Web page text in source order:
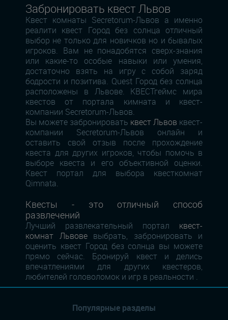
Забронировать квест Львов
Квест комнаты Secretorum-Львов а именно
реалити квест Город без солнца отличный
выбор не только для новичков но и бывалых
игроков. Вам не понадобятся сверх-знания
или какие-то особые навыки или умения,
достаточно взять на игру с собой заряд
бодрости и позитива. Quest Город без солнца
расположены в Львове. КВЕСТгеймс мира
квестов от портала кимната и квест-
компании Secretorum-Львов.
Вы можете забронировать квест Львов квест-
компании Secretorum-Львов онлайн и
оставить свой отзыв после прохождение
квеста для других игроков, чтобы помочь в
выборе квеста и его объективной оценки.
Квест портал для выбора квесткомнат
Qimnata.
Квесты - это отличный способ
развлечений
Лучший развлекательный портал квест-
комнат Львовевыбрать, забронировать и
оценить квест Город без солнца вы можете
прямо сейчас. Бронируй квест и делись
впечатлениями для других квестеров,
любителей головоломок и игр в реальности .
Популярные разделы